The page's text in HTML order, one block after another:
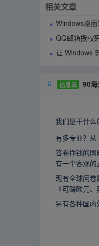
相关文章
Windows桌面笔记
QQ邮箱授权码
让 Windows
信息流 90

我们是干什么
有多专业？从
答卷挣钱的
有一个客观的
现有全球问卷
『可赚欧元
另有各种国内